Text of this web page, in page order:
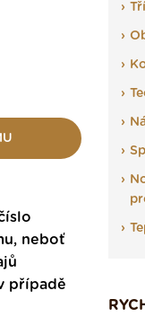
neboť
případě